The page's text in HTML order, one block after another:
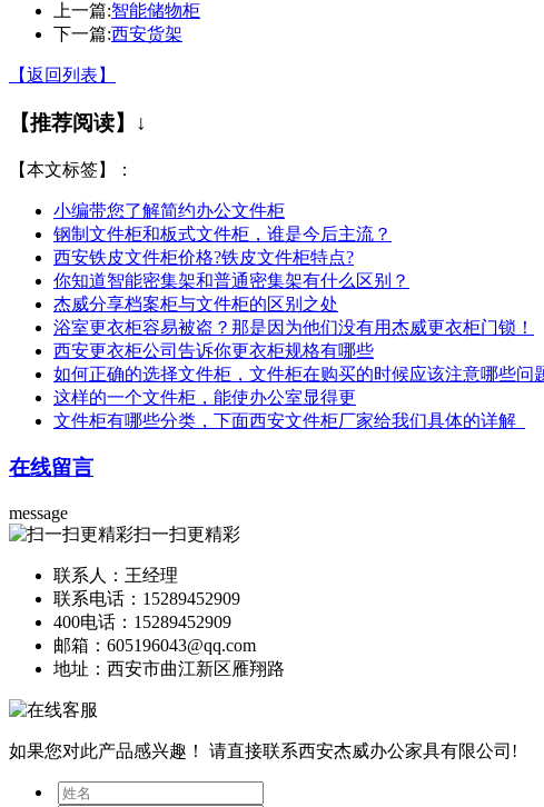
上一篇:智能储物柜
下一篇:西安货架
【返回列表】
【推荐阅读】↓
【本文标签】：
小编带您了解简约办公文件柜
钢制文件柜和板式文件柜，谁是今后主流？
西安铁皮文件柜价格?铁皮文件柜特点?
你知道智能密集架和普通密集架有什么区别？
杰威分享档案柜与文件柜的区别之处
浴室更衣柜容易被盗？那是因为他们没有用杰威更衣柜门锁！
西安更衣柜公司告诉你更衣柜规格有哪些
如何正确的选择文件柜，文件柜在购买的时候应该注意哪些问
这样的一个文件柜，能使办公室显得更
文件柜有哪些分类，下面西安文件柜厂家给我们具体的详解_
在线留言
message
扫一扫更精彩
联系人：王经理
联系电话：15289452909
400电话：15289452909
邮箱：605196043@qq.com
地址：西安市曲江新区雁翔路
如果您对此产品感兴趣！ 请直接联系西安杰威办公家具有限公司!